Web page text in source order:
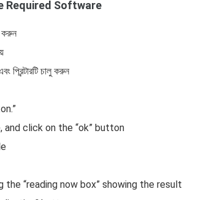
Required Software
করুন
প্রিন্টারটি চালু করুন
click on the “ok” button
“reading now box” showing the result